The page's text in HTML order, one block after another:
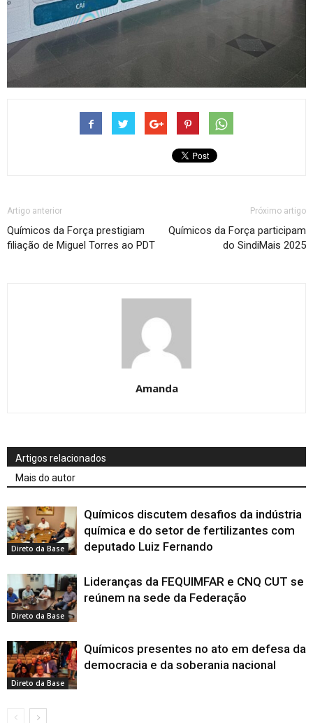
Artigo anterior
Químicos da Força prestigiam
filiação de Miguel Torres ao PDT
Próximo artigo
Químicos da Força participam
do SindiMais 2025
Amanda
Artigos relacionados
Mais do autor
Direto da Base
Químicos discutem desafios da indústria
química e do setor de fertilizantes com
deputado Luiz Fernando
Direto da Base
Lideranças da FEQUIMFAR e CNQ CUT se
reúnem na sede da Federação
Direto da Base
Químicos presentes no ato em defesa da
democracia e da soberania nacional